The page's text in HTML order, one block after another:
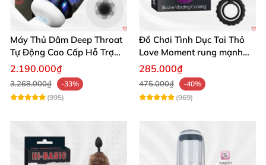
Máy Thủ Dâm Deep Throat
Tự Động Cao Cấp Hỗ Trợ
Gắn Tường
2.190.000₫
3.268.000₫
-33%
(995)
Đồ Chơi Tình Dục Tai Thỏ
Love Moment rung mạnh
mẽ êm ái
285.000₫
475.000₫
-40%
(969)